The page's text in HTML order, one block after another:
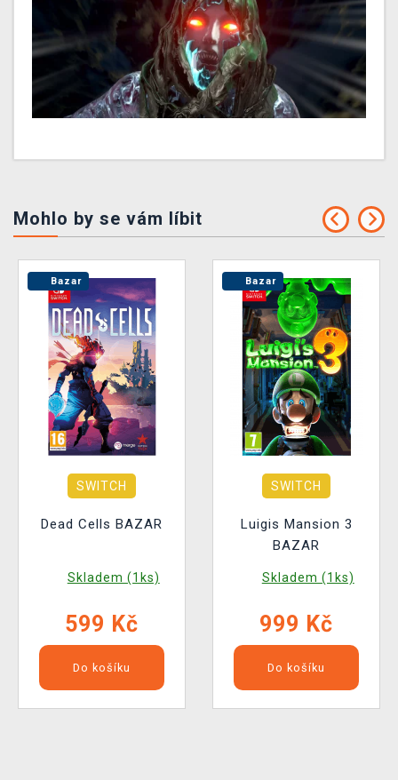
Mohlo by se vám líbit
Bazar
SWITCH
Dead Cells BAZAR
Skladem (1ks)
599 Kč
Do košíku
Bazar
SWITCH
Luigis Mansion 3
BAZAR
Skladem (1ks)
999 Kč
Do košíku